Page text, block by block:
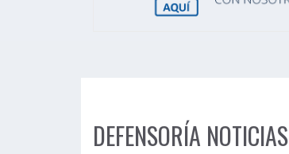
DEFENSORÍA NOTICIAS